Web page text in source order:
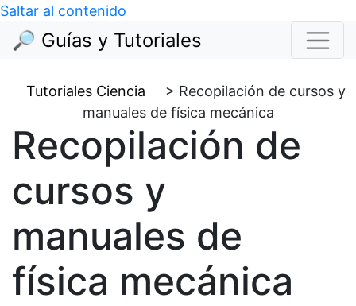
Saltar al contenido
🔎 Guías y Tutoriales
Tutoriales Ciencia > Recopilación de cursos y
manuales de física mecánica
Recopilación de
cursos y
manuales de
física mecánica